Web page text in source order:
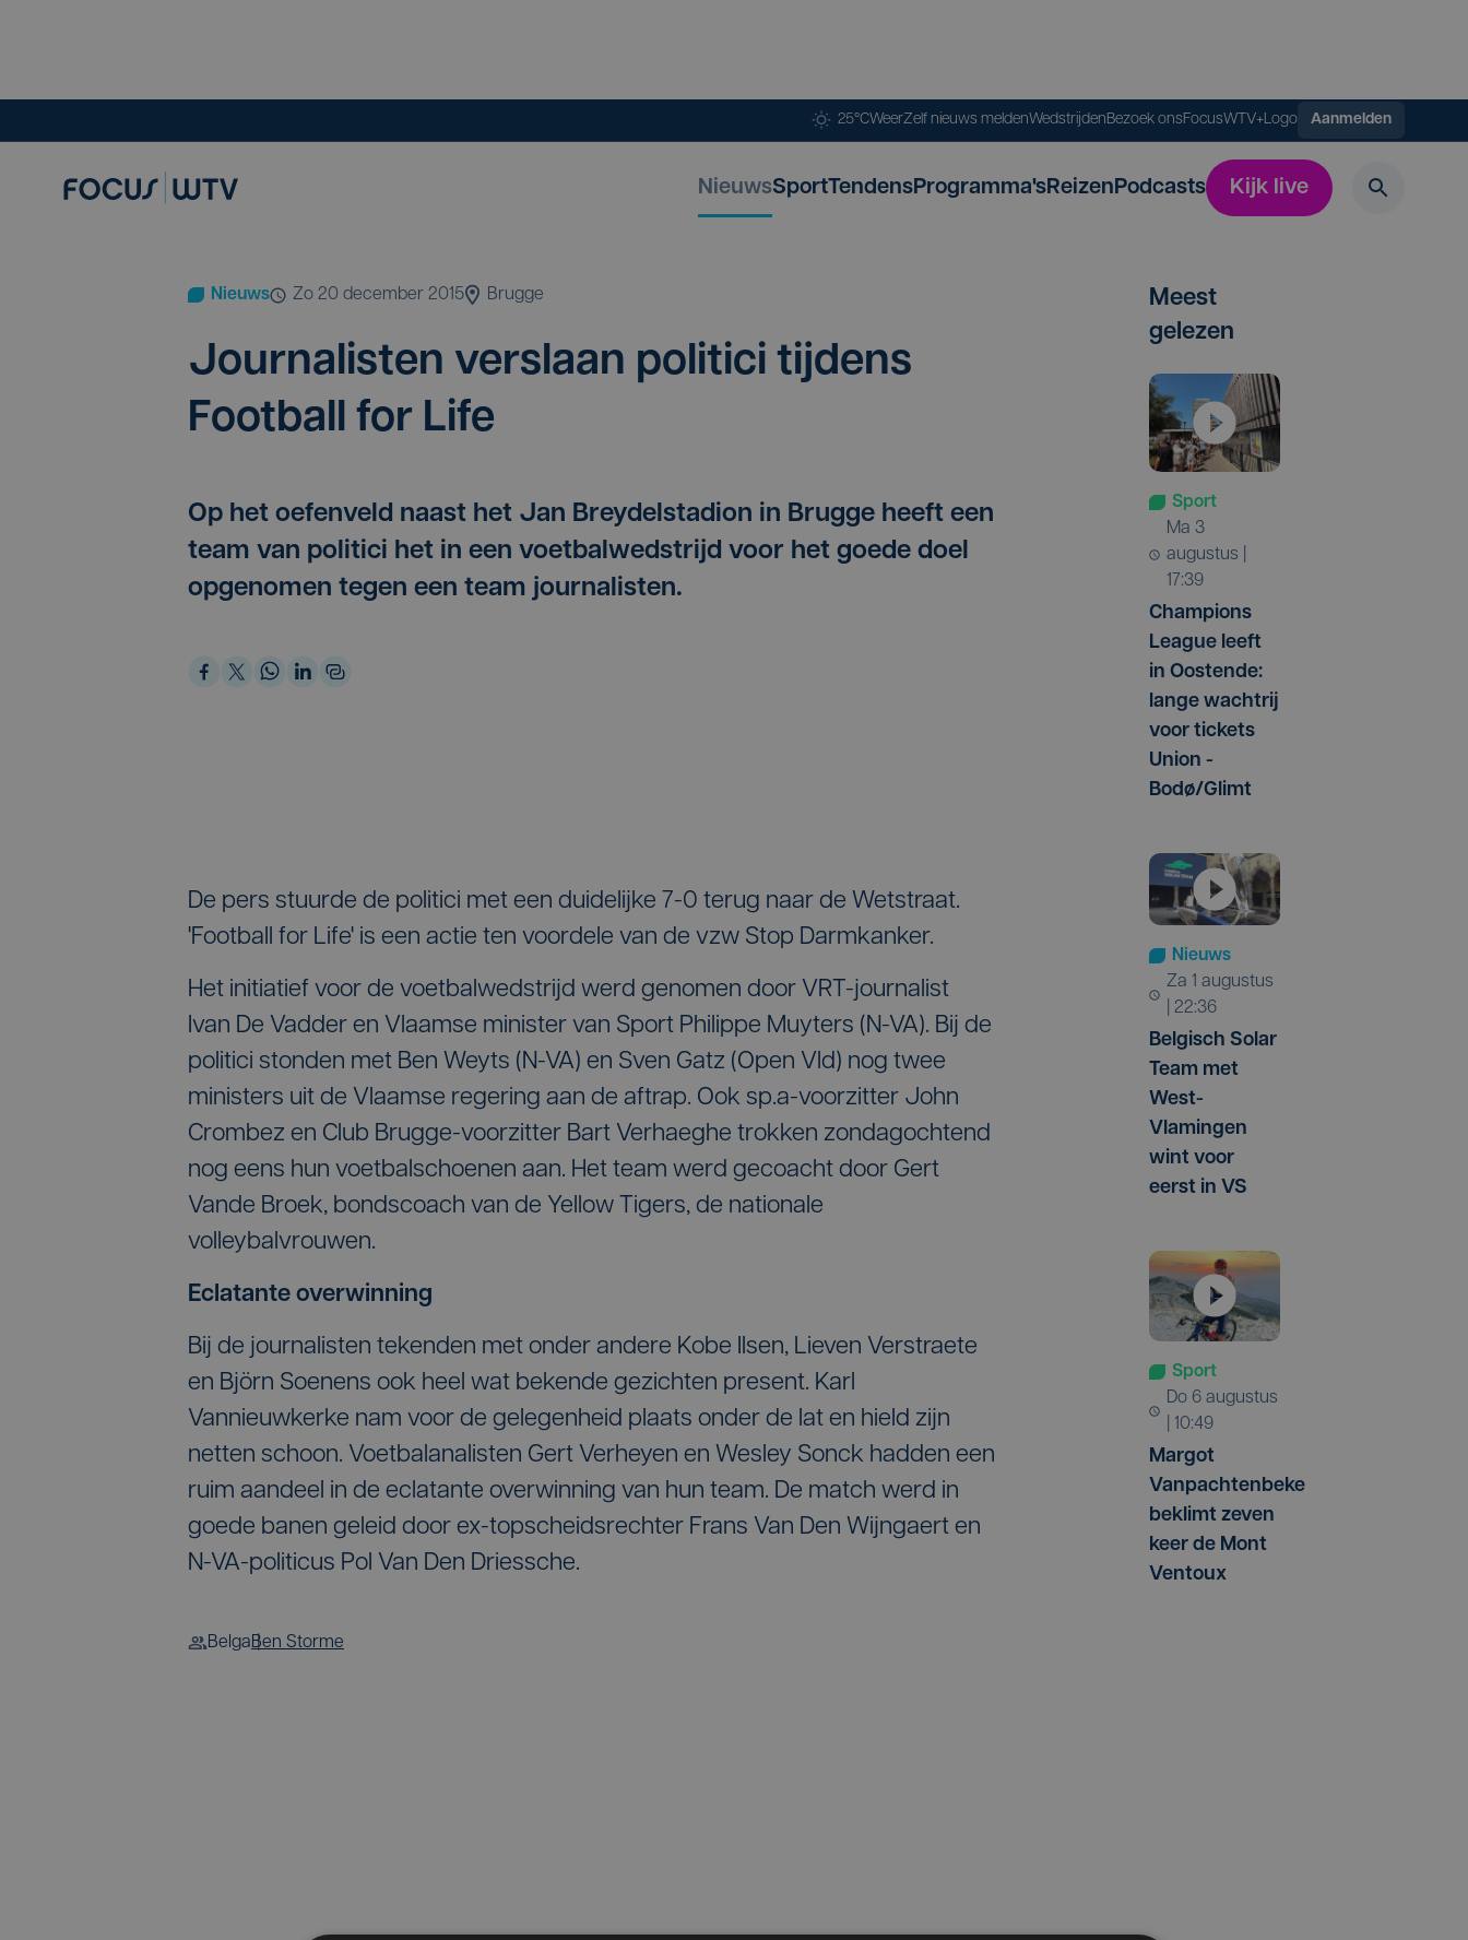
25°CWeerZelf nieuws meldenWedstrijdenBezoek onsFocusWTV+Logo Aanmelden
NieuwsSportTendensProgramma'sReizenPodcasts Kijk live
Nieuws zo 20 december 2015 Brugge
Jour­na­lis­ten ver­slaan poli­ti­ci tij­dens
Foot­ball for Life
Op het oefenveld naast het Jan Breydelstadion in Brugge heeft een
team van politici het in een voetbalwedstrijd voor het goede doel
opgenomen tegen een team journalisten.
De pers stuurde de politici met een duidelijke 7-0 terug naar de Wetstraat.
'Football for Life' is een actie ten voordele van de vzw Stop Darmkanker.
Het initiatief voor de voetbalwedstrijd werd genomen door VRT-journalist
Ivan De Vadder en Vlaamse minister van Sport Philippe Muyters (N-VA). Bij de
politici stonden met Ben Weyts (N-VA) en Sven Gatz (Open Vld) nog twee
ministers uit de Vlaamse regering aan de aftrap. Ook sp.a-voorzitter John
Crombez en Club Brugge-voorzitter Bart Verhaeghe trokken zondagochtend
nog eens hun voetbalschoenen aan. Het team werd gecoacht door Gert
Vande Broek, bondscoach van de Yellow Tigers, de nationale
volleybalvrouwen.
Eclatante overwinning
Bij de journalisten tekenden met onder andere Kobe Ilsen, Lieven Verstraete
en Björn Soenens ook heel wat bekende gezichten present. Karl
Vannieuwkerke nam voor de gelegenheid plaats onder de lat en hield zijn
netten schoon. Voetbalanalisten Gert Verheyen en Wesley Sonck hadden een
ruim aandeel in de eclatante overwinning van hun team. De match werd in
goede banen geleid door ex-topscheidsrechter Frans Van Den Wijngaert en
N-VA-politicus Pol Van Den Driessche.
BelgaBen Storme
Meest
gelezen
Sport
ma 3
augustus |
17:39
Champions
League leeft
in Oostende:
lange wachtrij
voor tickets
Union -
Bodø/Glimt
Nieuws
za 1 augustus
| 22:36
Belgisch Solar
Team met
West-
Vlamingen
wint voor
eerst in VS
Sport
do 6 augustus
| 10:49
Margot
Vanpachtenbeke
beklimt zeven
keer de Mont
Ventoux